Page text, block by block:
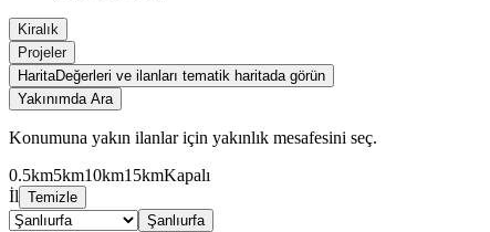
Kiralık
Projeler
HaritaDeğerleri ve ilanları tematik haritada görün
Yakınımda Ara
Konumuna yakın ilanlar için yakınlık mesafesini seç.
0.5km5km10km15kmKapalı
İl Temizle
Şanlıurfa